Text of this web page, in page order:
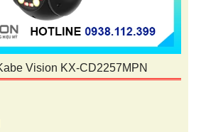
Vision KX-CD2257MPN